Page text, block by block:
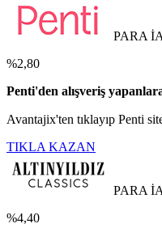
PARA
%2,80
Penti'den alışveriş
Avantajix'ten tıklayıp Penti
TIKLA KAZAN
PARA
%4,40